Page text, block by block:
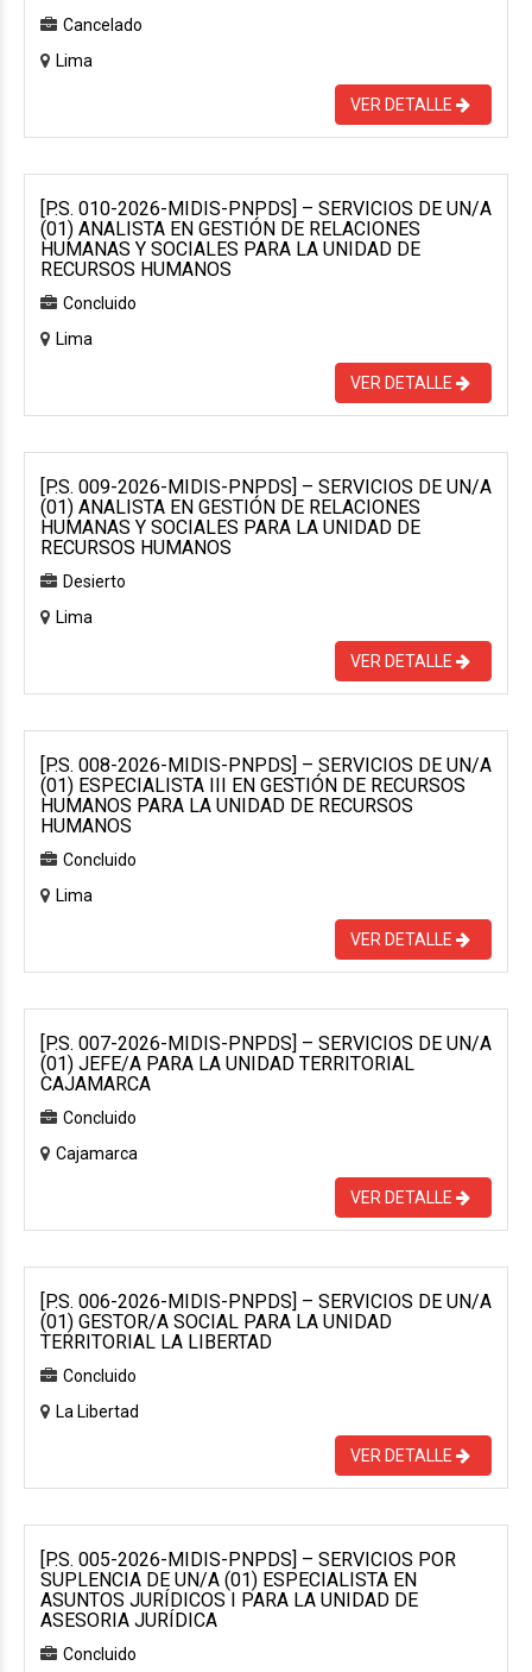
Cancelado
Lima
VER DETALLE
[P.S. 010-2026-MIDIS-PNPDS] – SERVICIOS DE UN/A
(01) ANALISTA EN GESTIÓN DE RELACIONES
HUMANAS Y SOCIALES PARA LA UNIDAD DE
RECURSOS HUMANOS
Concluido
Lima
VER DETALLE
[P.S. 009-2026-MIDIS-PNPDS] – SERVICIOS DE UN/A
(01) ANALISTA EN GESTIÓN DE RELACIONES
HUMANAS Y SOCIALES PARA LA UNIDAD DE
RECURSOS HUMANOS
Desierto
Lima
VER DETALLE
[P.S. 008-2026-MIDIS-PNPDS] – SERVICIOS DE UN/A
(01) ESPECIALISTA III EN GESTIÓN DE RECURSOS
HUMANOS PARA LA UNIDAD DE RECURSOS
HUMANOS
Concluido
Lima
VER DETALLE
[P.S. 007-2026-MIDIS-PNPDS] – SERVICIOS DE UN/A
(01) JEFE/A PARA LA UNIDAD TERRITORIAL
CAJAMARCA
Concluido
Cajamarca
VER DETALLE
[P.S. 006-2026-MIDIS-PNPDS] – SERVICIOS DE UN/A
(01) GESTOR/A SOCIAL PARA LA UNIDAD
TERRITORIAL LA LIBERTAD
Concluido
La Libertad
VER DETALLE
[P.S. 005-2026-MIDIS-PNPDS] – SERVICIOS POR
SUPLENCIA DE UN/A (01) ESPECIALISTA EN
ASUNTOS JURÍDICOS I PARA LA UNIDAD DE
ASESORIA JURÍDICA
Concluido